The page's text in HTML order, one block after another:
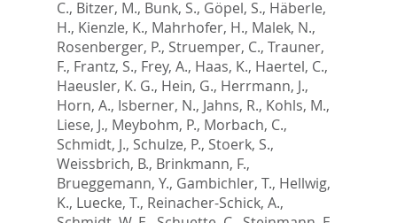
C., Bitzer, M., Bunk, S., Göpel, S., Häberle,
H., Kienzle, K., Mahrhofer, H., Malek, N.,
Rosenberger, P., Struemper, C., Trauner,
F., Frantz, S., Frey, A., Haas, K., Haertel, C.,
Haeusler, K. G., Hein, G., Herrmann, J.,
Horn, A., Isberner, N., Jahns, R., Kohls, M.,
Liese, J., Meybohm, P., Morbach, C.,
Schmidt, J., Schulze, P., Stoerk, S.,
Weissbrich, B., Brinkmann, F.,
Brueggemann, Y., Gambichler, T., Hellwig,
K., Luecke, T., Reinacher-Schick, A.,